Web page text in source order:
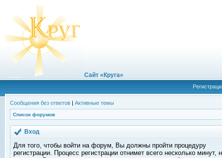
Сайт «Круга»
Сообщения без ответов | Активные темы
Список форумов
Вход
Для того, чтобы войти на форум, Вы должны пройти процедуру
регистрации. Процесс регистрации отнимет всего несколько минут,